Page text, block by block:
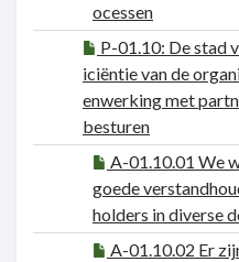
ocessen
P-01.10: De stad
iciëntie van de
enwerking met
besturen
A-01.10.01 We
goede
holders in diverse
A-01.10.02 Er